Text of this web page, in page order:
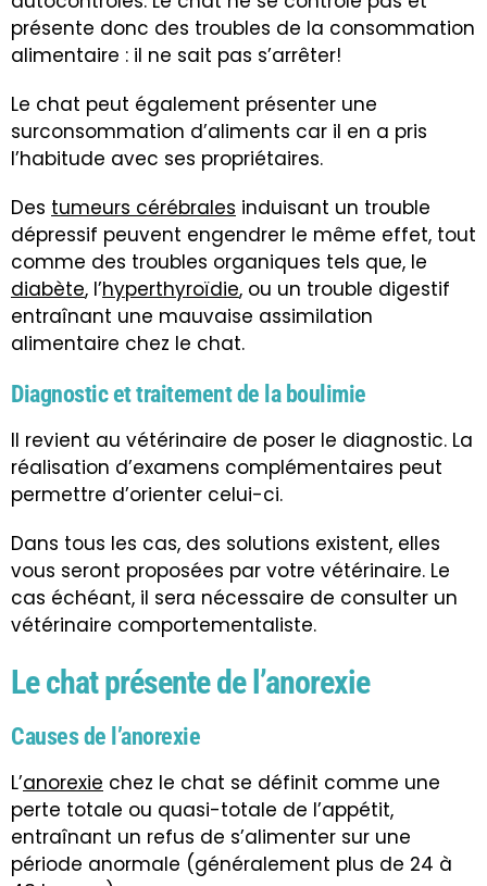
présente donc des troubles de la consommation
alimentaire : il ne sait pas s’arrêter!
Le chat peut également présenter une
surconsommation d’aliments car il en a pris
l’habitude avec ses propriétaires.
Des tumeurs cérébrales induisant un trouble
dépressif peuvent engendrer le même effet, tout
comme des troubles organiques tels que, le
diabète, l’hyperthyroïdie, ou un trouble digestif
entraînant une mauvaise assimilation
alimentaire chez le chat.
Diagnostic et traitement de la boulimie
Il revient au vétérinaire de poser le diagnostic. La
réalisation d’examens complémentaires peut
permettre d’orienter celui-ci.
Dans tous les cas, des solutions existent, elles
vous seront proposées par votre vétérinaire. Le
cas échéant, il sera nécessaire de consulter un
vétérinaire comportementaliste.
Le chat présente de l’anorexie
Causes de l’anorexie
L’anorexie chez le chat se définit comme une
perte totale ou quasi-totale de l’appétit,
entraînant un refus de s’alimenter sur une
période anormale (généralement plus de 24 à